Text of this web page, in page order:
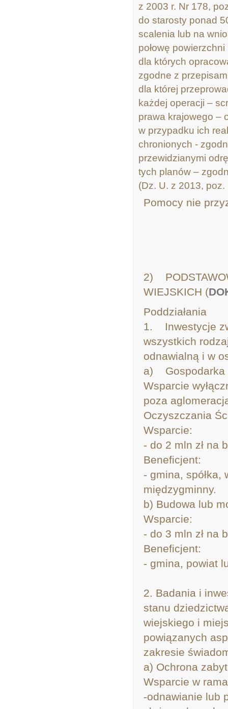
z 2003 r. Nr 178,
do starosty ponad
scalenia lub na
połowę
dla których
zgodne z
dla której
każdej operacji –
prawa krajowego –
w przypadku ich
chronionych -
przewidzianymi
tych planów –
(Dz. U. z 2013, poz.
Pomocy nie
2)
WIEJSKICH (
Poddziałania
1. Inwestycje
wszystkich
odnawialną i w
a) Gospodarka
Wsparcie
poza
Oczyszczania
Wsparcie:
- do 2 mln zł na
Beneficjent:
- gmina, spółka,
międzygminny.
b) Budowa lub
Wsparcie:
- do 3 mln zł na
Beneficjent:
- gmina, powiat
2. Badania i
stanu
wiejskiego i
powiązanych
zakresie
a) Ochrona
Wsparcie w
-odnawianie lub